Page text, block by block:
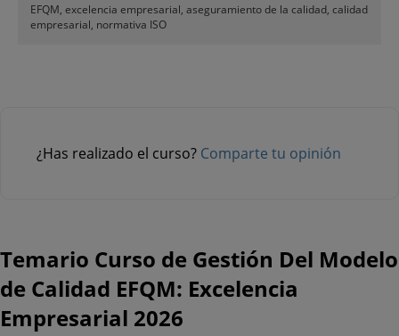
EFQM, excelencia empresarial, aseguramiento de la calidad, calidad
empresarial, normativa ISO
¿Has realizado el curso? Comparte tu opinión
Temario Curso de Gestión Del Modelo
de Calidad EFQM: Excelencia
Empresarial 2026